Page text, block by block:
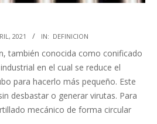
2021 IN: DEFINICION
también conocida como conificado
en el cual se reduce el
para hacerlo más pequeño. Este
desbastar o generar virutas. Para
mecánico de forma circular